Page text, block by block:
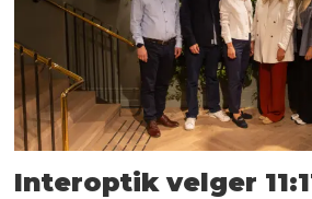
Interoptik velger